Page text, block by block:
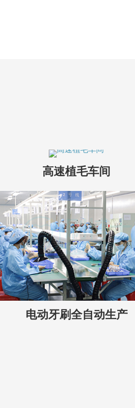
高速植毛车间
电动牙刷全自动生产